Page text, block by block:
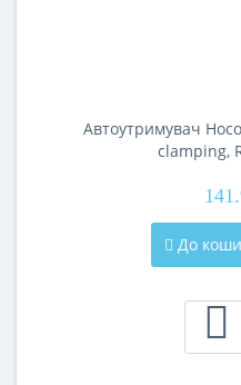
Автоутримувач
clamping,
До